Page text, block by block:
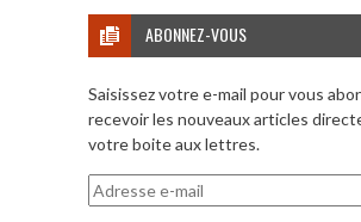
ABONNEZ-VOUS
Saisissez votre e-mail pour vous
recevoir les nouveaux articles
votre boite aux lettres.
Adresse
e-